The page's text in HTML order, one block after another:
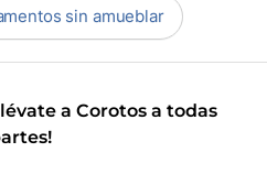
sin amueblar
a Corotos a todas